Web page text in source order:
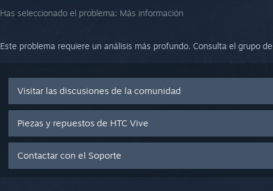
Has seleccionado el problema: Más información
Este problema requiere un análisis más profundo. Consulta el grupo
Visitar las discusiones de la comunidad
Piezas y repuestos de HTC Vive
Contactar con el Soporte